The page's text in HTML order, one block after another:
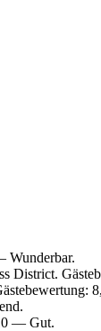
Wunderbar.
District.
— Gut.